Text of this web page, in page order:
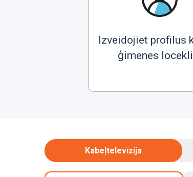
Izveidojiet profilus
ģimenes
Kabeļtelevīzija